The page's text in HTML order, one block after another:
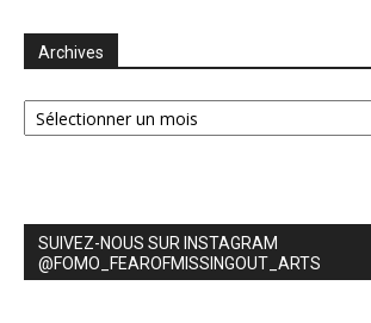
Archives
Archives
SUIVEZ-NOUS SUR INSTAGRAM
@FOMO_FEAROFMISSINGOUT_ARTS